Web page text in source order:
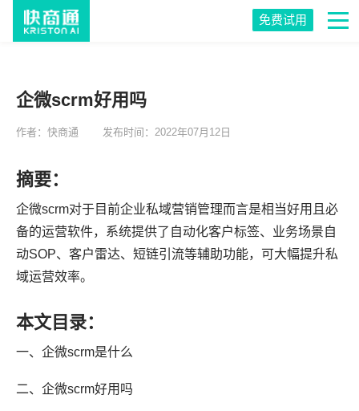
免费试用
企微scrm好用吗
作者：快商通 发布时间：2022年07月12日
摘要：
企微scrm对于目前企业私域营销管理而言是相当好用且必
备的运营软件，系统提供了自动化客户标签、业务场景自
动SOP、客户雷达、短链引流等辅助功能，可大幅提升私
域运营效率。
本文目录：
一、企微scrm是什么
二、企微scrm好用吗